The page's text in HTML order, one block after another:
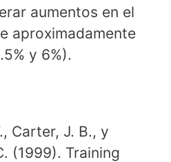
aumentos en el
aproximadamente
y 6%).
Carter, J. B., y
(1999). Training